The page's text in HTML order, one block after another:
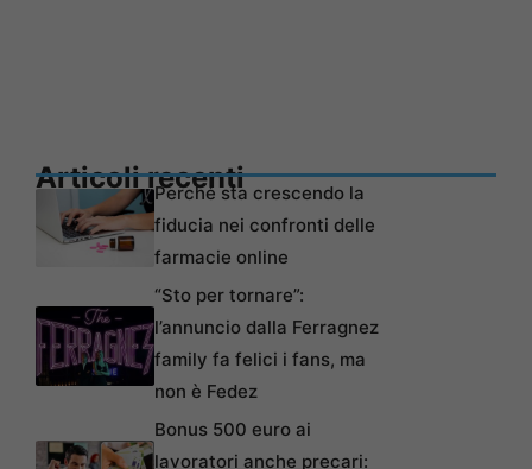
Articoli recentiPerché sta crescendo la
fiducia nei confronti delle
farmacie online
“Sto per tornare”:
l’annuncio dalla Ferragnez
family fa felici i fans, ma
non è Fedez
Bonus 500 euro ai
lavoratori anche precari: